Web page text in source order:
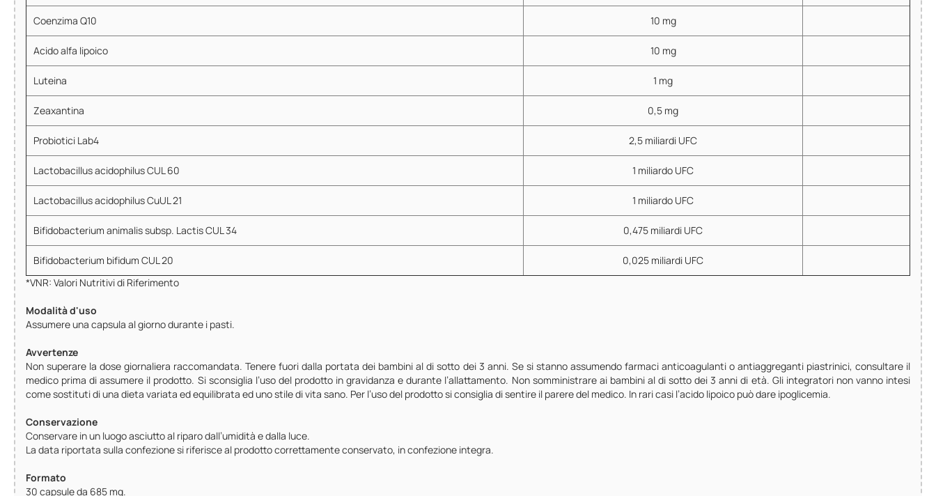
Coenzima Q10 10 mg
Acido alfa lipoico 10 mg
Luteina 1 mg
Zeaxantina 0,5 mg
Probiotici Lab4 2,5 miliardi UFC
Lactobacillus acidophilus CUL 60 1 miliardo UFC
Lactobacillus acidophilus CuUL 21 1 miliardo UFC
Bifidobacterium animalis subsp. Lactis CUL 34 0,475 miliardi UFC
Bifidobacterium bifidum CUL 20
0,025 miliardi UFC
*VNR: Valori Nutritivi di Riferimento
Modalità d'uso
Assumere una capsula al giorno durante i pasti.
Avvertenze
Non superare la dose giornaliera raccomandata. Tenere fuori dalla portata dei bambini al di sotto dei 3 anni. Se si stanno assumendo farmaci anticoagulanti o antiaggreganti piastrinici, consultare il
medico prima di assumere il prodotto. Si sconsiglia l’uso del prodotto in gravidanza e durante l’allattamento. Non somministrare ai bambini al di sotto dei 3 anni di età. Gli integratori non vanno intesi
come sostituti di una dieta variata ed equilibrata ed uno stile di vita sano. Per l’uso del prodotto si consiglia di sentire il parere del medico. In rari casi l’acido lipoico può dare ipoglicemia.
Conservazione
Conservare in un luogo asciutto al riparo dall’umidità e dalla luce.
La data riportata sulla confezione si riferisce al prodotto correttamente conservato, in confezione integra.
Formato
30 capsule da 685 mg.